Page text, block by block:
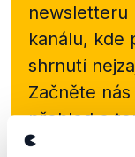
newsletteru
kanálu, kde
shrnutí
Začněte
přehled o
nepravdy